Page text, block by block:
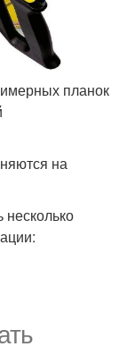
планок
на